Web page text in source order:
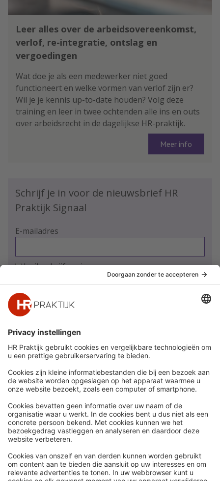
Leer alles over de arbeidsovereenkomst,
verlof, re-integratie, ontslag en
vergoedingen
Wat doe je als een medewerker niet goed
functioneert en welke vormen van verlof zijn er?
Wil je je kennis up-to-date houden? Volg deze
training en leer in twee ochtenden alle ins en outs
over arbeidsrecht in de dagelijkse HR-praktijk.
Meer info
Schrijf je in voor de nieuwsbrief HR
Praktijk Signaal
E-mailadres
Ja, ik schrijf me in
Snel naar
Nieuws
Whitepapers
Webinars
Word lid
Contact
Meer
HR Academy
HR Podcast
CHRO
HR Day
Volg Ons